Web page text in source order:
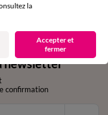
newsletter
confirmation
la
Accepter et
fermer